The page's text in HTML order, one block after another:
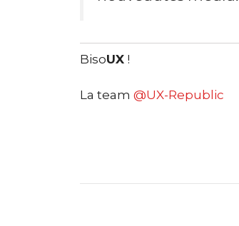
BisoUX !
La team @UX-Republic